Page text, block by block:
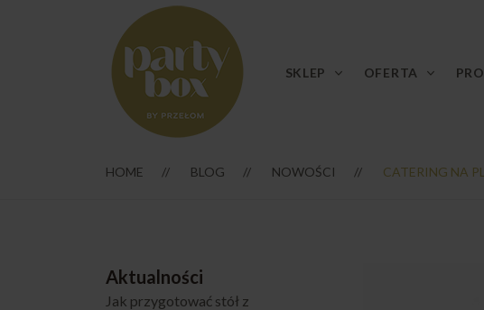
SKLEP OFERTA
HOME BLOG NOWOŚCI CATERING NA
Aktualności
Jak przygotować stół z